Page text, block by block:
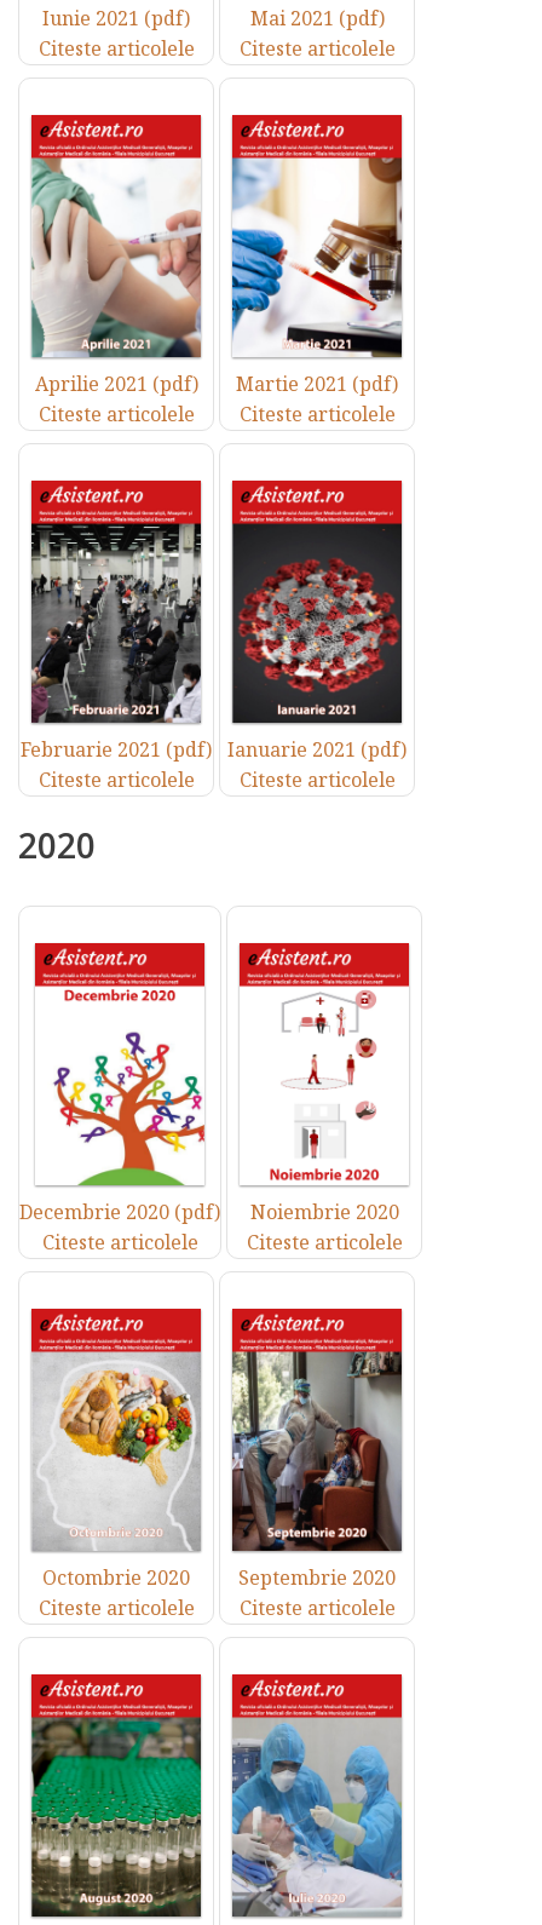
Iunie 2021 (pdf)
Citeste articolele
Mai 2021 (pdf)
Citeste articolele
Aprilie 2021 (pdf)
Citeste articolele
Martie 2021 (pdf)
Citeste articolele
Februarie 2021 (pdf)
Citeste articolele
Ianuarie 2021 (pdf)
Citeste articolele
2020
Decembrie 2020 (pdf)
Citeste articolele
Noiembrie 2020
Citeste articolele
Octombrie 2020
Citeste articolele
Septembrie 2020
Citeste articolele